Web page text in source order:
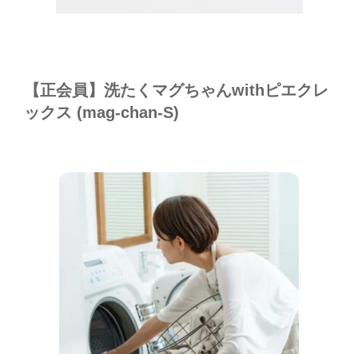
【正会員】洗たくマグちゃんwithピエクレ
ックス (mag-chan-S)